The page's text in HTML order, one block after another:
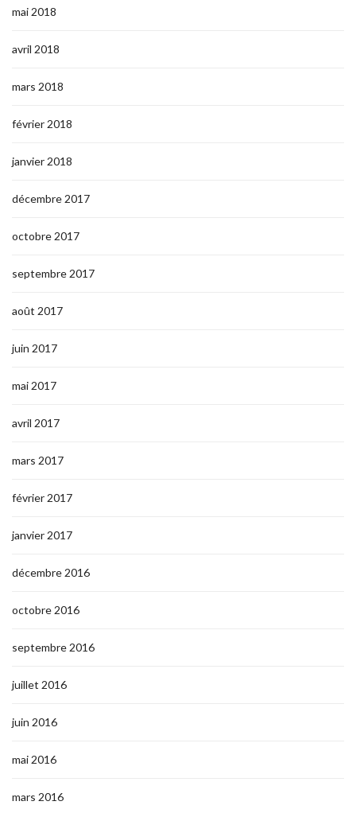
mai 2018
avril 2018
mars 2018
février 2018
janvier 2018
décembre 2017
octobre 2017
septembre 2017
août 2017
juin 2017
mai 2017
avril 2017
mars 2017
février 2017
janvier 2017
décembre 2016
octobre 2016
septembre 2016
juillet 2016
juin 2016
mai 2016
mars 2016